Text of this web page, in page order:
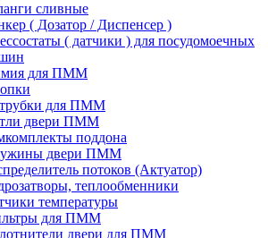
сливные
( Дозатор / Диспенсер )
( датчики ) для посудомоечных
для ПММ
для ПММ
двери ПММ
поддона
двери ПММ
потоков (Актуатор)
теплообменники
температуры
для ПММ
двери для ПММ